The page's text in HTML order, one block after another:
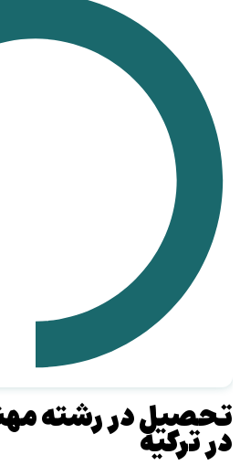
تحصیل در رشته
در ترکیه